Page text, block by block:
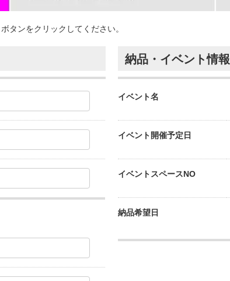
タンをクリックしてください。
納品・イベント情報
イベント名
イベント開催予定日
イベントスペースNO
納品希望日